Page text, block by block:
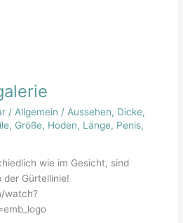
/ Allgemein / Aussehen, Dicke,
, Größe, Hoden, Länge, Penis,
wie im Gesicht, sind
Gürtellinie!
watch?